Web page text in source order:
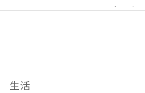
生活